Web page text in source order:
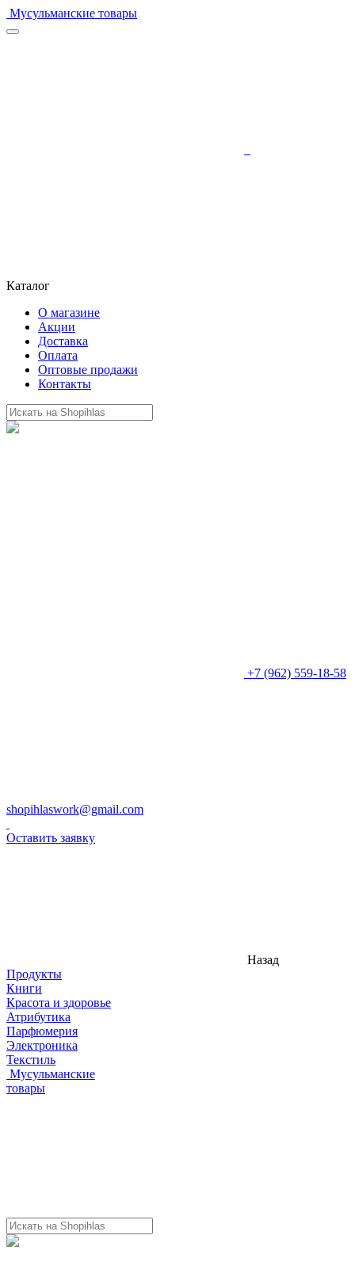
Мусульманские товары
Каталог
О магазине
Акции
Доставка
Оплата
Оптовые продажи
Контакты
+7 (962) 559-18-58
shopihlaswork@gmail.com
Оставить заявку
Назад
Продукты
Книги
Красота и здоровье
Атрибутика
Парфюмерия
Электроника
Текстиль
Мусульманские
товары